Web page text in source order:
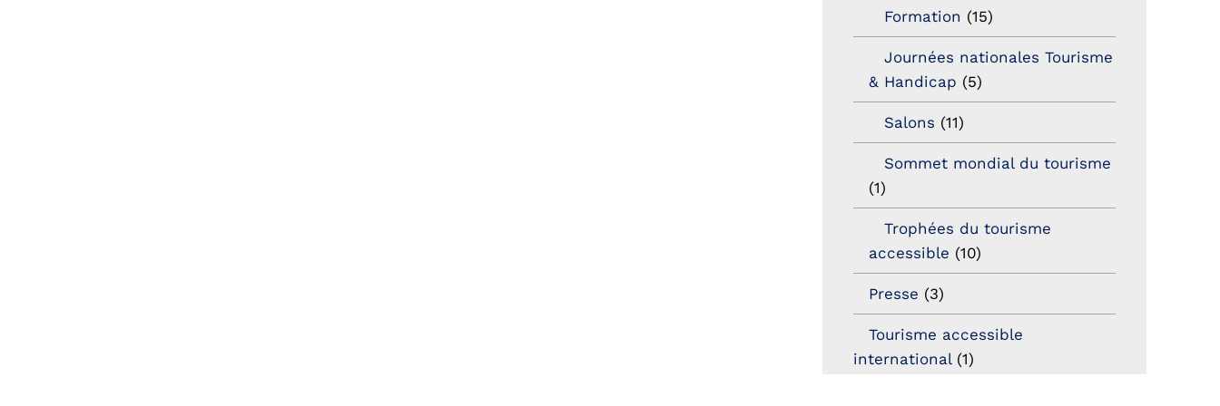
Formation (15)
Journées nationales Tourisme
& Handicap (5)
Salons (11)
Sommet mondial du tourisme
(1)
Trophées du tourisme
accessible (10)
Presse (3)
Tourisme accessible
international(1)